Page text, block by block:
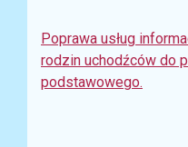
Poprawa usług
rodzin uchodźców do
podstawowego.